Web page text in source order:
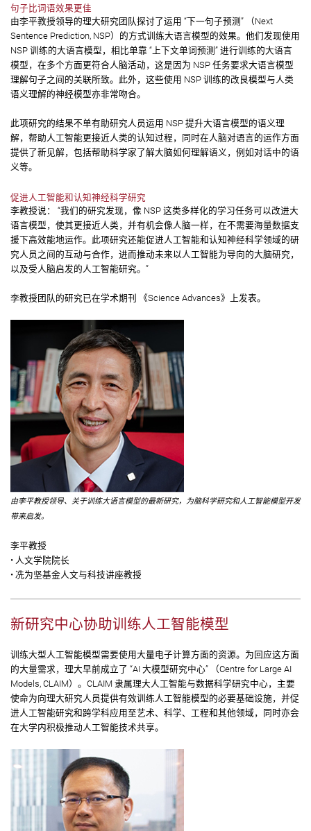
句子比词语效果更佳
由李平教授领导的理大研究团队探讨了运用 “下一句子预测” （Next
Sentence Prediction, NSP）的方式训练大语言模型的效果。他们发现使用
NSP 训练的大语言模型，相比单靠 “上下文单词预测” 进行训练的大语言
模型，在多个方面更符合人脑活动，这是因为 NSP 任务要求大语言模型
理解句子之间的关联所致。此外，这些使用 NSP 训练的改良模型与人类
语义理解的神经模型亦非常吻合。
此项研究的结果不单有助研究人员运用 NSP 提升大语言模型的语义理
解，帮助人工智能更接近人类的认知过程，同时在人脑对语言的运作方面
提供了新见解，包括帮助科学家了解大脑如何理解语义，例如对话中的语
义等。
促进人工智能和认知神经科学研究
李教授说： “我们的研究发现，像 NSP 这类多样化的学习任务可以改进大
语言模型，使其更接近人类，并有机会像人脑一样，在不需要海量数据支
援下高效能地运作。此项研究还能促进人工智能和认知神经科学领域的研
究人员之间的互动与合作，进而推动未来以人工智能为导向的大脑研究，
以及受人脑启发的人工智能研究。”
李教授团队的研究已在学术期刊 《Science Advances》上发表。
由李平教授领导、关于训练大语言模型的最新研究，为脑科学研究和人工智能模型开发
带来启发。
李平教授
• 人文学院院长
• 冼为坚基金人文与科技讲座教授
新研究中心协助训练人工智能模型
训练大型人工智能模型需要使用大量电子计算方面的资源。为回应这方面
的大量需求，理大早前成立了 “AI 大模型研究中心” （Centre for Large AI
Models, CLAIM）。CLAIM 隶属理大人工智能与数据科学研究中心，主要
使命为向理大研究人员提供有效训练人工智能模型的必要基础设施，并促
进人工智能研究和跨学科应用至艺术、科学、工程和其他领域，同时亦会
在大学内积极推动人工智能技术共享。